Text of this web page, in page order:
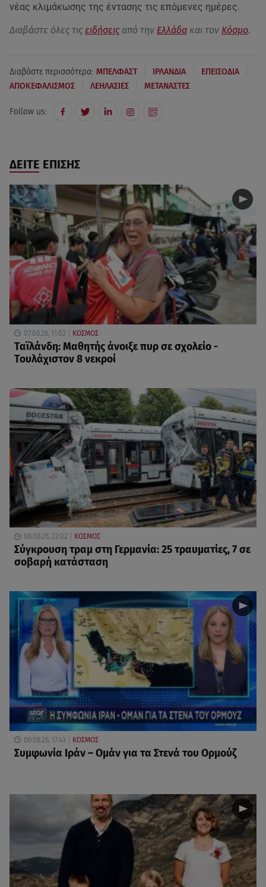
νέας κλιμάκωσης της έντασης τις επόμενες ημέρες.
Διαβάστε όλες τις ειδήσεις από την Ελλάδα και τον Κόσμο.
Διαβάστε περισσότερα: ΜΠΕΛΦΑΣΤ ΙΡΛΑΝΔΙΑ ΕΠΕΙΣΟΔΙΑ
ΑΠΟΚΕΦΑΛΙΣΜΟΣ ΛΕΗΛΑΣΙΕΣ ΜΕΤΑΝΑΣΤΕΣ
Follow us:
ΔΕΙΤΕ ΕΠΙΣΗΣ
07.08.26, 11:02 ΚΟΣΜΟΣ
Ταϊλάνδη: Μαθητής άνοιξε πυρ σε σχολείο -
Τουλάχιστον 8 νεκροί
06.08.26, 22:02 ΚΟΣΜΟΣ
Σύγκρουση τραμ στη Γερμανία: 25 τραυματίες, 7 σε
σοβαρή κατάσταση
06.08.26, 17:43 ΚΟΣΜΟΣ
Συμφωνία Ιράν – Ομάν για τα Στενά του Ορμούζ